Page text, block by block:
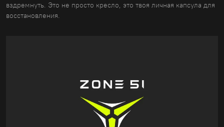
вздремнуть. Это не просто кресло, это твоя личная капсула для
восстановления.